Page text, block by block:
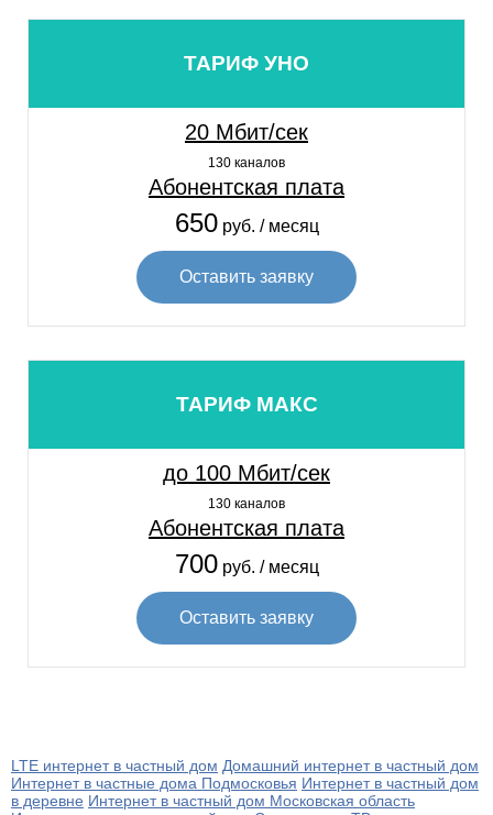
ТАРИФ УНО
20 Мбит/сек
130 каналов
Абонентская плата
650руб. / месяц
Оставить заявку
ТАРИФ МАКС
до 100 Мбит/сек
130 каналов
Абонентская плата
700руб. / месяц
Оставить заявку
LTE интернет в частный дом Домашний интернет в частный дом
Интернет в частные дома Подмосковья Интернет в частный дом
в деревне Интернет в частный дом Московская область